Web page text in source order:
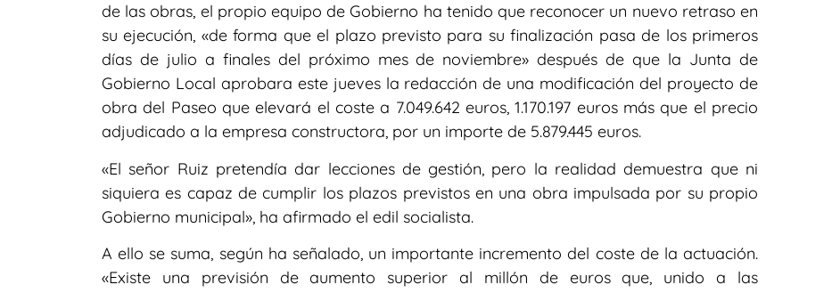
de las obras, el propio equipo de Gobierno ha tenido que reconocer un nuevo retraso en
su ejecución, «de forma que el plazo previsto para su finalización pasa de los primeros
días de julio a finales del próximo mes de noviembre» después de que la Junta de
Gobierno Local aprobara este jueves la redacción de una modificación del proyecto de
obra del Paseo que elevará el coste a 7.049.642 euros, 1.170.197 euros más que el precio
adjudicado a la empresa constructora, por un importe de 5.879.445 euros.
«El señor Ruiz pretendía dar lecciones de gestión, pero la realidad demuestra que ni
siquiera es capaz de cumplir los plazos previstos en una obra impulsada por su propio
Gobierno municipal», ha afirmado el edil socialista.
A ello se suma, según ha señalado, un importante incremento del coste de la actuación.
«Existe una previsión de aumento superior al millón de euros que, unido a las